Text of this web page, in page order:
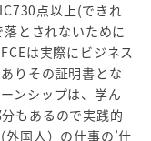
点以上(できれ
とされないために
は実際にビジネス
りその証明書とな
ンシップは、学ん
もあるので実践的
国人）の仕事の’仕